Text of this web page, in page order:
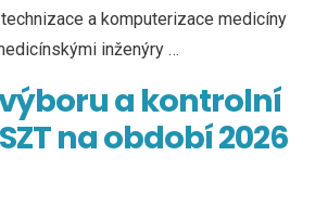
a komputerizace medicíny
inženýry …
a kontrolní
na období 2026